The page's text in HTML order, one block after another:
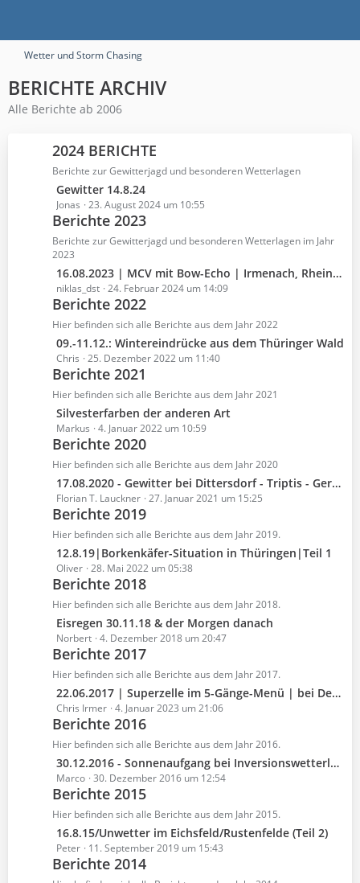
Wetter und Storm Chasing
BERICHTE ARCHIV
Alle Berichte ab 2006
2024 BERICHTE
Berichte zur Gewitterjagd und besonderen Wetterlagen
L
e
t
z
t
e
B
e
i
r
ä
g
e
Gewitter 14.8.24
Jonas 23. August 2024 um 10:55
Berichte 2023
Berichte zur Gewitterjagd und besonderen Wetterlagen im Jahr
2023
L
e
t
z
e
B
i
ä
g
e
16.08.2023 | MCV mit Bow-Echo | Irmenach, Rheinböllen, Ingelheim (RLP)
niklas_dst 24. Februar 2024 um 14:09
Berichte 2022
Hier befinden sich alle Berichte aus dem Jahr 2022
L
e
t
z
e
B
i
ä
g
e
09.-11.12.: Wintereindrücke aus dem Thüringer Wald
Chris 25. Dezember 2022 um 11:40
Berichte 2021
Hier befinden sich alle Berichte aus dem Jahr 2021
L
e
t
z
e
B
i
r
ä
g
e
Silvesterfarben der anderen Art
Markus 4. Januar 2022 um 10:59
Berichte 2020
Hier befinden sich alle Berichte aus dem Jahr 2020
L
e
t
z
e
B
i
ä
g
e
17.08.2020 - Gewitter bei Dittersdorf - Triptis - Gera - tolles Multizellengewitter mit Böenfront und Starkregen
Florian T. Lauckner 27. Januar 2021 um 15:25
Berichte 2019
Hier befinden sich alle Berichte aus dem Jahr 2019.
L
e
t
z
e
B
i
r
ä
g
e
12.8.19|Borkenkäfer-Situation in Thüringen|Teil 1
Oliver 28. Mai 2022 um 05:38
Berichte 2018
Hier befinden sich alle Berichte aus dem Jahr 2018.
L
e
t
z
e
B
i
ä
g
e
Eisregen 30.11.18 & der Morgen danach
Norbert 4. Dezember 2018 um 20:47
Berichte 2017
Hier befinden sich alle Berichte aus dem Jahr 2017.
L
e
t
z
e
B
i
ä
22.06.2017 | Superzelle im 5-Gänge-Menü | bei Dessau, Nordthüringen, südliches Sachsen-Anhalt
Chris Irmer 4. Januar 2023 um 21:06
Berichte 2016
Hier befinden sich alle Berichte aus dem Jahr 2016.
L
e
t
z
e
B
30.12.2016 - Sonnenaufgang bei Inversionswetterlage nahe Kahla
Marco 30. Dezember 2016 um 12:54
Berichte 2015
Hier befinden sich alle Berichte aus dem Jahr 2015.
L
e
t
16.8.15/Unwetter im Eichsfeld/Rustenfelde (Teil 2)
Peter 11. September 2019 um 15:43
Berichte 2014